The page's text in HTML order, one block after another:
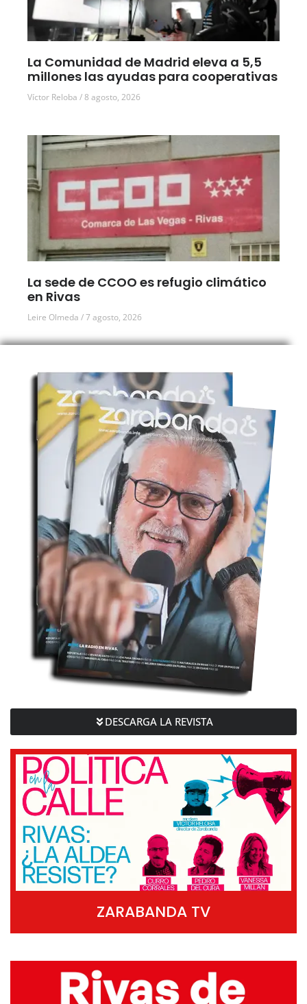
La Comunidad de Madrid eleva a 5,5
millones las ayudas para cooperativas
Víctor Reloba 8 agosto, 2026
La sede de CCOO es refugio climático
en Rivas
Leire Olmeda 7 agosto, 2026
DESCARGA LA REVISTA
ZARABANDA TV